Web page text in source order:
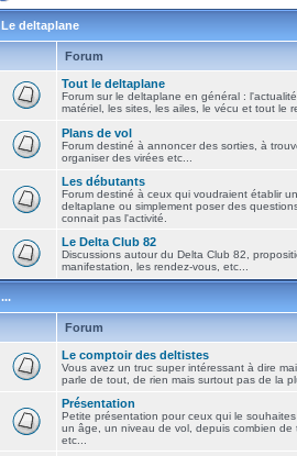
Le deltaplane
Forum
Tout le deltaplane
Forum sur le deltaplane en général :
matériel, les sites, les ailes, le vécu et tout le
Plans de vol
Forum destiné à annoncer des sorties, à
organiser des virées etc...
Les débutants
Forum destiné à ceux qui voudraient établir
deltaplane ou simplement poser des
connait pas l'activité.
Le Delta Club 82
Discussions autour du Delta Club 82,
manifestation, les rendez-vous, etc...
...
Forum
Le comptoir des deltistes
Vous avez un truc super intéressant à dire
parle de tout, de rien mais surtout pas de la
Présentation
Petite présentation pour ceux qui le
un âge, un niveau de vol, depuis combien de
etc...